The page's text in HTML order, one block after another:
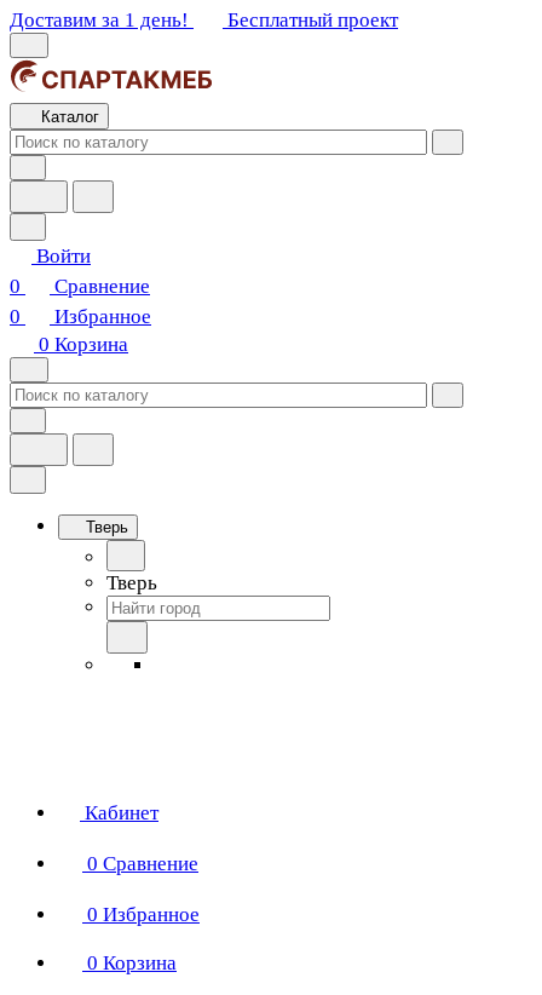
Доставим за 1 день!
Бесплатный проект
Каталог
Войти
0
Сравнение
0
Избранное
0 Корзина
Тверь
Тверь
Кабинет
0 Сравнение
0 Избранное
0 Корзина